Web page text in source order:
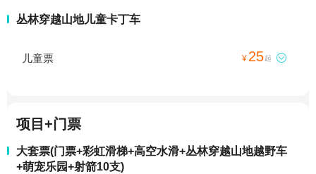
丛林穿越山地儿童卡丁车
儿童票 ¥ 25起 
项目+门票
大套票(门票+彩虹滑梯+高空水滑+丛林穿越山地越野车
+萌宠乐园+射箭10支)